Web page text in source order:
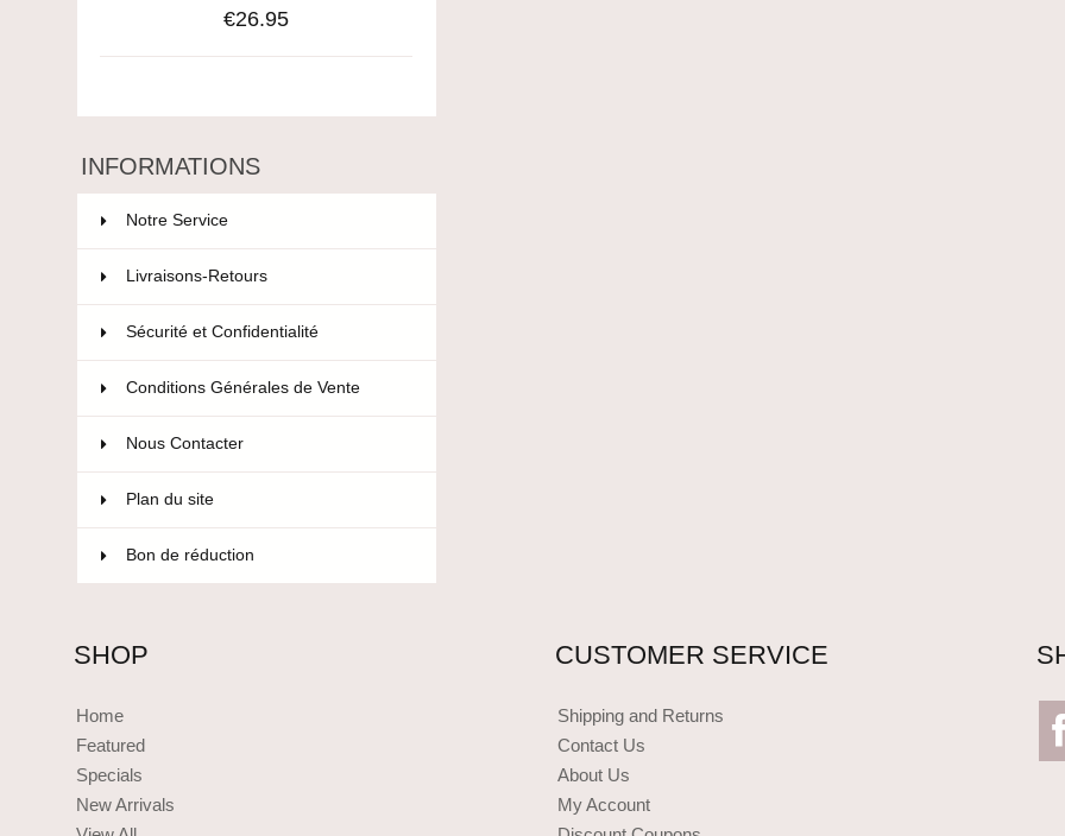
€26.95
INFORMATIONS
Notre Service
Livraisons-Retours
Sécurité et Confidentialité
Conditions Générales de Vente
Nous Contacter
Plan du site
Bon de réduction
SHOP
Home
Featured
Specials
New Arrivals
CUSTOMER SERVICE
Shipping and Returns
Contact Us
About Us
My Account